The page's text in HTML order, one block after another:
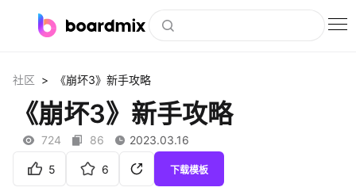
社区资源
下载
社区 > 《崩坏3》新手攻略
《崩坏3》新手攻略
724 86 2023.03.16
5 6 下载模板